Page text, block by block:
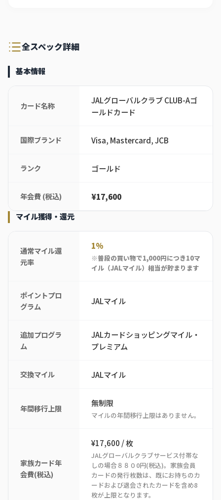
全スペック詳細
基本情報
カード名称
JALグローバルクラブ CLUB-Aゴ
ールドカード
国際ブランド Visa, Mastercard, JCB
ランク ゴールド
年会費 (税込) ¥17,600
マイル獲得・還元
通常マイル還
元率
1%
※普段の買い物で1,000円につき10マ
イル（JALマイル）相当が貯まります
ポイントプロ
グラム
JALマイル
追加プログラ
ム
JALカードショッピングマイル・
プレミアム
交換マイル JALマイル
年間移行上限
無制限
マイルの年間移行上限はありません。
家族カード年
会費(税込)
¥17,600 / 枚
JALグローバルクラブサービス付帯な
しの場合８８０0円(税込)。家族会員
カードの発行枚数は、既にお持ちのカ
ードおよび退会されたカードを含め8
枚が上限となります。